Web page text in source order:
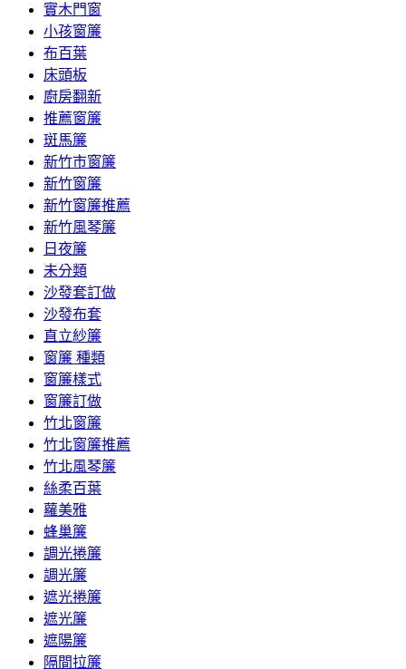
實木門窗
小孩窗簾
布百葉
床頭板
廚房翻新
推薦窗簾
斑馬簾
新竹市窗簾
新竹窗簾
新竹窗簾推薦
新竹風琴簾
日夜簾
未分類
沙發套訂做
沙發布套
直立紗簾
窗簾 種類
窗簾樣式
窗簾訂做
竹北窗簾
竹北窗簾推薦
竹北風琴簾
絲柔百葉
蘿美雅
蜂巢簾
調光捲簾
調光簾
遮光捲簾
遮光簾
遮陽簾
隔間拉簾